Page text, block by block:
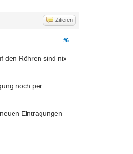
Zitieren
#6
den Röhren sind nix
noch per
Eintragungen